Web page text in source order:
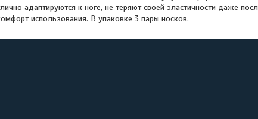
адаптируются к ноге, не теряют своей эластичности даже
использования. В упаковке 3 пары носков.